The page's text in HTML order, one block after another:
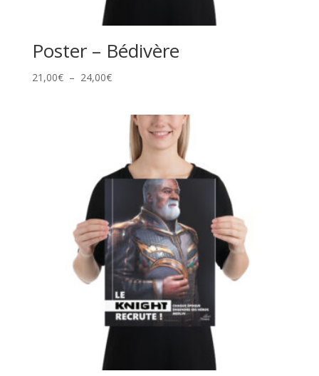
Poster – Bédivère
21,00€ – 24,00€Plage
21,00€
24,00€